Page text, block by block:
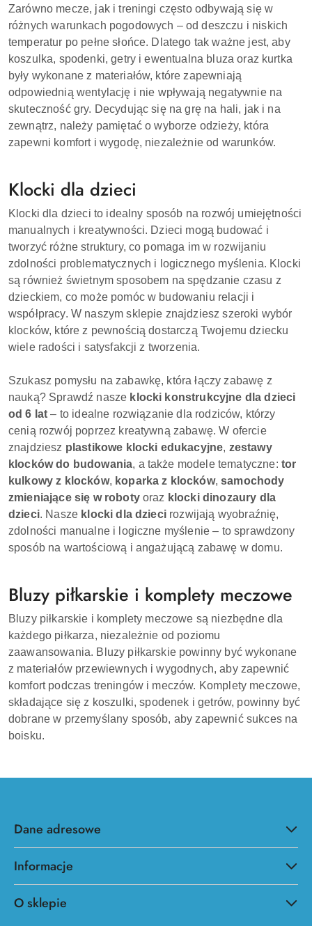
Zarówno mecze, jak i treningi często odbywają się w
różnych warunkach pogodowych – od deszczu i niskich
temperatur po pełne słońce. Dlatego tak ważne jest, aby
koszulka, spodenki, getry i ewentualna bluza oraz kurtka
były wykonane z materiałów, które zapewniają
odpowiednią wentylację i nie wpływają negatywnie na
skuteczność gry. Decydując się na grę na hali, jak i na
zewnątrz, należy pamiętać o wyborze odzieży, która
zapewni komfort i wygodę, niezależnie od warunków.
Klocki dla dzieci
Klocki dla dzieci to idealny sposób na rozwój umiejętności
manualnych i kreatywności. Dzieci mogą budować i
tworzyć różne struktury, co pomaga im w rozwijaniu
zdolności problematycznych i logicznego myślenia. Klocki
są również świetnym sposobem na spędzanie czasu z
dzieckiem, co może pomóc w budowaniu relacji i
współpracy. W naszym sklepie znajdziesz szeroki wybór
klocków, które z pewnością dostarczą Twojemu dziecku
wiele radości i satysfakcji z tworzenia.
Szukasz pomysłu na zabawkę, która łączy zabawę z
nauką? Sprawdź nasze klocki konstrukcyjne dla dzieci
od 6 lat – to idealne rozwiązanie dla rodziców, którzy
cenią rozwój poprzez kreatywną zabawę. W ofercie
znajdziesz plastikowe klocki edukacyjne, zestawy
klocków do budowania, a także modele tematyczne: tor
kulkowy z klocków, koparka z klocków,samochody
zmieniające się w robotyoraz klocki dinozaury dla
dzieci. Nasze klocki dla dziecirozwijają wyobraźnię,
zdolności manualne i logiczne myślenie – to sprawdzony
sposób na wartościową i angażującą zabawę w domu.
Bluzy piłkarskie i komplety meczowe
Bluzy piłkarskie i komplety meczowe są niezbędne dla
każdego piłkarza, niezależnie od poziomu
zaawansowania. Bluzy piłkarskie powinny być wykonane
z materiałów przewiewnych i wygodnych, aby zapewnić
komfort podczas treningów i meczów. Komplety meczowe,
składające się z koszulki, spodenek i getrów, powinny być
dobrane w przemyślany sposób, aby zapewnić sukces na
boisku.
Dane adresowe
Informacje
O sklepie